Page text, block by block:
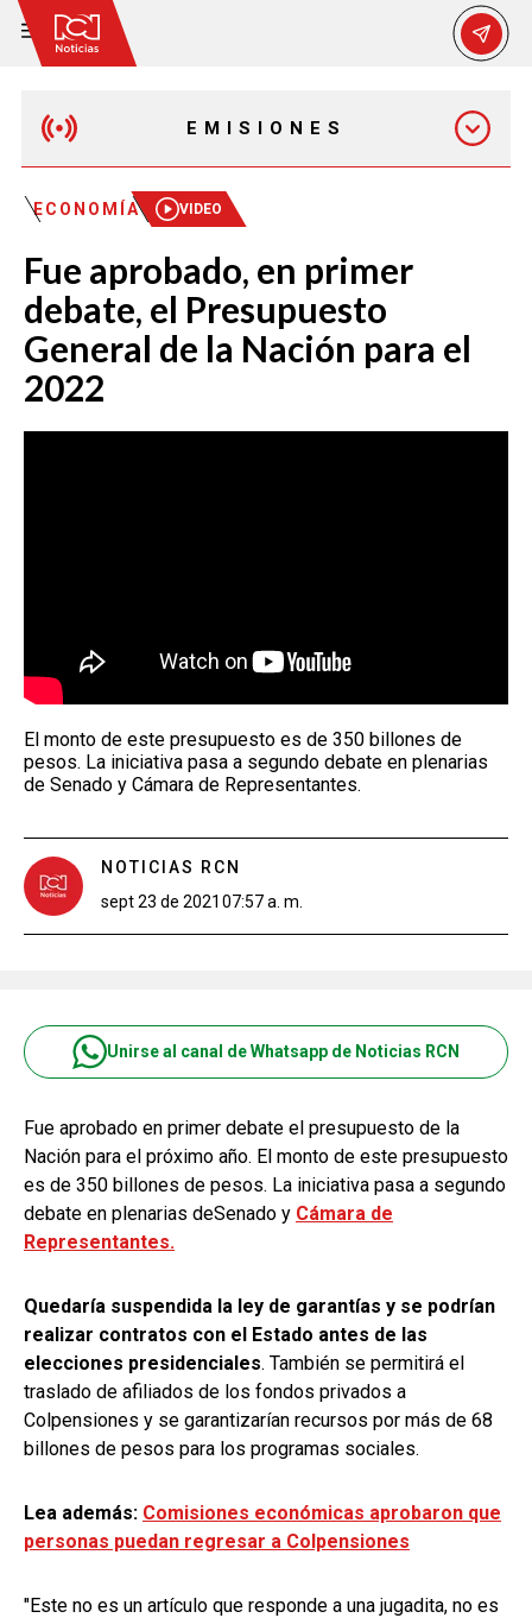
EMISIONES
EMISIÓN 12:30 PM
EMISIÓN 7:00 PM
ECONOMÍA VIDEO
Fue aprobado, en primer
debate, el Presupuesto
General de la Nación para el
2022
El monto de este presupuesto es de 350 billones de
pesos. La iniciativa pasa a segundo debate en plenarias
de Senado y Cámara de Representantes.
NOTICIAS RCN
sept 23 de 2021 07:57 a. m.
Unirse al canal de Whatsapp de Noticias RCN
Fue aprobado en primer debate el presupuesto de la
Nación para el próximo año. El monto de este presupuesto
es de 350 billones de pesos. La iniciativa pasa a segundo
debate en plenarias deSenado y Cámara de
Representantes.
Quedaría suspendida la ley de garantías y se podrían
realizar contratos con el Estado antes de las
elecciones presidenciales. También se permitirá el
traslado de afiliados de los fondos privados a
Colpensiones y se garantizarían recursos por más de 68
billones de pesos para los programas sociales.
Lea además: Comisiones económicas aprobaron que
personas puedan regresar a Colpensiones
"Este no es un artículo que responde a una jugadita, no es